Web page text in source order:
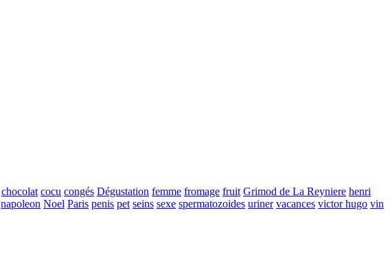
chocolat cocu congés Dégustation femme fromage fruit Grimod de La Reyniere henri
napoleon Noel Paris penis pet seins sexe spermatozoides uriner vacances victor hugo vin